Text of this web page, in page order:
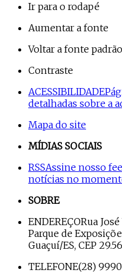
Ir para o rodapé
Aumentar a fonte
Voltar a fonte padrão
Contraste
ACESSIBILIDADE
detalhadas sobre a
Mapa do site
MÍDIAS SOCIAIS
RSSAssine nosso
notícias no
SOBRE
ENDEREÇORua
Parque de
Guaçuí/ES, CEP
TELEFONE(28)